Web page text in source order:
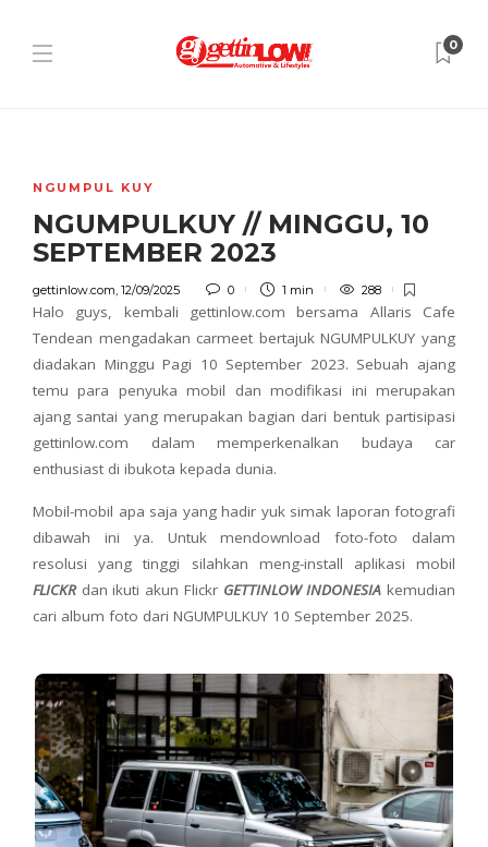
0
NGUMPUL KUY
NGUMPULKUY // MINGGU, 10
SEPTEMBER 2023
gettinlow.com, 12/09/2025 0 1 min 288
Halo guys, kembali gettinlow.com bersama Allaris Cafe
Tendean mengadakan carmeet bertajuk NGUMPULKUY yang
diadakan Minggu Pagi 10 September 2023. Sebuah ajang
temu para penyuka mobil dan modifikasi ini merupakan
ajang santai yang merupakan bagian dari bentuk partisipasi
gettinlow.com dalam memperkenalkan budaya car
enthusiast di ibukota kepada dunia.
Mobil-mobil apa saja yang hadir yuk simak laporan fotografi
dibawah ini ya. Untuk mendownload foto-foto dalam
resolusi yang tinggi silahkan meng-install aplikasi mobil
FLICKRdan ikuti akun Flickr GETTINLOW INDONESIA kemudian
cari album foto dari NGUMPULKUY 10 September 2025.